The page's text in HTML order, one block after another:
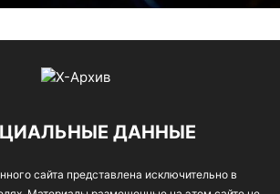
ДАННЫЕ
сайта представлена исключительно в